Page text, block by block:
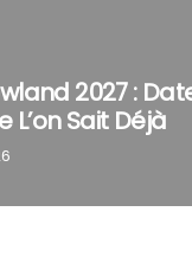
2027 :
L’on Sait Déjà